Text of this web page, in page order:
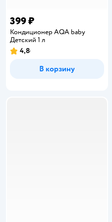
399 ₽
Кондиционер AQA baby
Детский 1 л
Рейтинг:
4,8
В корзину